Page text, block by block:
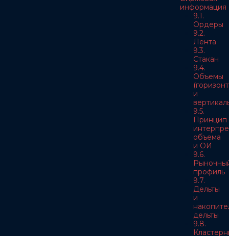
информация
9.1.
Ордеры
9.2.
Лента
9.3.
Стакан
9.4.
Объемы
и
9.5.
Принцип
объема
и ОИ
9.6.
профиль
9.7.
Дельты
и
дельты
9.8.